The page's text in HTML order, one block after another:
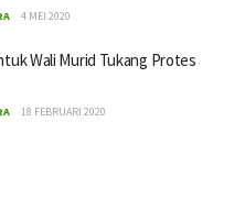
4 MEI 2020
Wali Murid Tukang Protes
18 FEBRUARI 2020